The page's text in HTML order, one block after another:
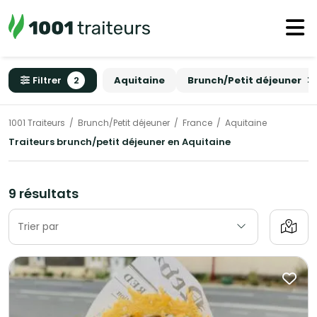
Filtrer 2 Aquitaine Brunch/Petit déjeuner
1001 Traiteurs Brunch/Petit déjeuner France Aquitaine
Traiteurs brunch/petit déjeuner en Aquitaine
9 résultats
Trier par